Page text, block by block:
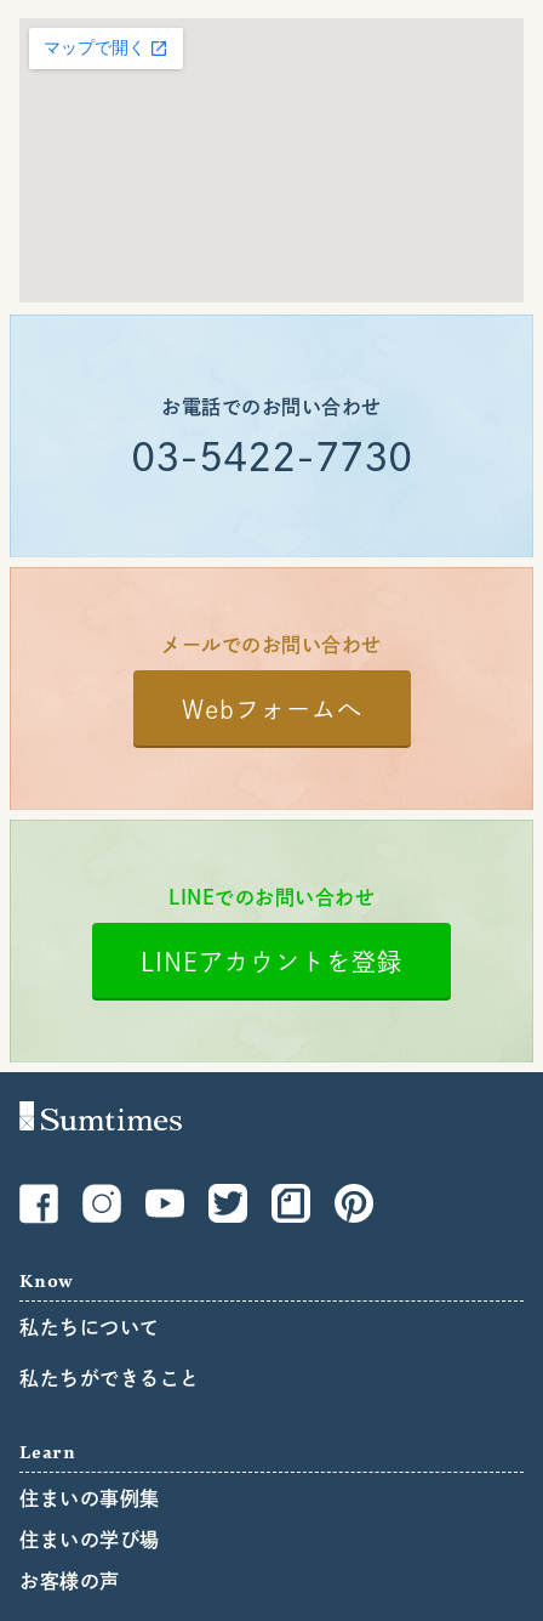
お電話でのお問い合わせ
03-5422-7730
メールでのお問い合わせ
Webフォームへ
LINEでのお問い合わせ
LINEアカウントを登録
Know
私たちについて
私たちができること
Learn
住まいの事例集
住まいの学び場
お客様の声